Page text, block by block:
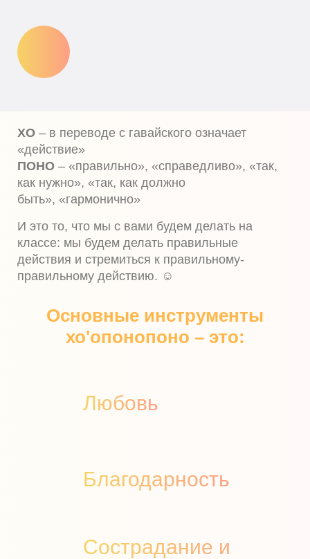
ХО – в переводе с гавайского означает
«действие»
ПОНО – «правильно», «справедливо», «так,
как нужно», «так, как должно
быть», «гармонично»
И это то, что мы с вами будем делать на
классе: мы будем делать правильные
действия и стремиться к правильному-
правильному действию. ☺
Основные инструменты
хо'опонопоно – это:
Любовь
Благодарность
Сострадание и